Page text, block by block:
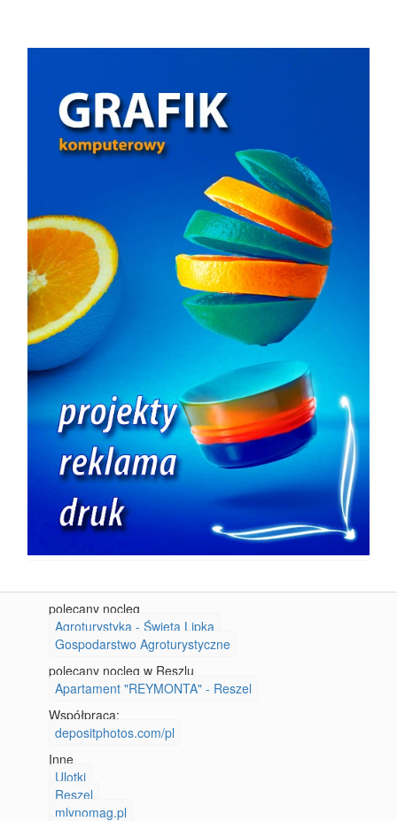
polecany nocleg
Agroturystyka - Święta Lipka
Gospodarstwo Agroturystyczne
polecany nocleg w Reszlu
Apartament "REYMONTA" - Reszel
Współpraca:
depositphotos.com/pl
Inne
Ulotki
Reszel
mlynomag.pl